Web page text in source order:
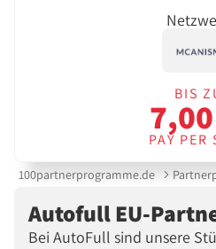
BIS
PAY PER
100partnerprogramme.de
Autofull EU-
Bei AutoFull sind unsere